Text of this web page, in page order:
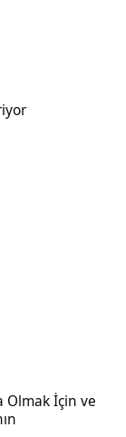
Olmak İçin ve